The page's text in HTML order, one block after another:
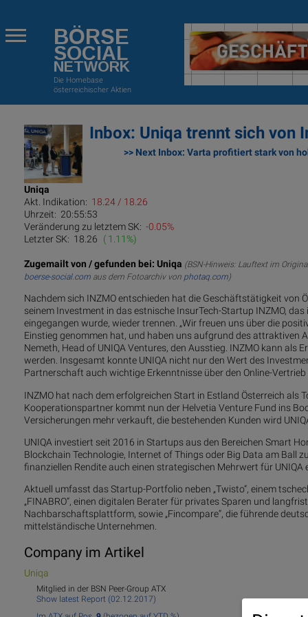
BÖRSE
SOCIAL
NETWORK
Die Homebase
österreichischer Aktien
Inbox: Uniqa trennt sich von
>> Next Inbox: Varta profitiert stark von
Uniqa
Akt. Indikation: 18.24 / 18.26
Uhrzeit: 20:55:53
Veränderung zu letztem SK: -0.05%
Letzter SK: 18.26 ( 1.11%)
Zugemailt von / gefunden bei: Uniqa (BSN-Hinweis: Lauftext im
boerse-social.com aus dem Fotoarchiv von photaq.com)
Nachdem sich INZMO entschieden hat die Geschäftstätigkeit von
seinem Investment in das estnische InsurTech-Startup INZMO,
eingegangen wurde, wieder trennen. „Wir freuen uns über die
Einstieg genommen hat, und haben uns aufgrund des attraktiven
Nemeth, Head of UNIQA Ventures, den Ausstieg. INZMO kann
werden. Insgesamt konnte UNIQA nicht nur den Wert des
Partnerschaft auch wichtige Erkenntnisse über den Online-Vertrieb
INZMO hat nach dem erfolgreichen Start in Estland Österreich als
Kooperationspartner kommt nun der Helvetia Venture Fund ins
Versicherungen mehr verkauft, die bestehenden Kunden wird
UNIQA investiert seit 2016 in Startups aus den Bereichen Smart
Blockchain Technologie, Internet of Things oder Big Data am Ball
finanziellen Rendite auch einen strategischen Mehrwert für UNIQA
Aktuell umfasst das Startup-Portfolio neben „Twisto“, einem
„FINABRO“, einen digitalen Berater für privates Sparen und
Nachbarschaftsplattform, sowie „Fincompare“, die führende
mittelständische Unternehmen.
Company im Artikel
Uniqa
Mitglied in der BSN Peer-Group ATX
Show latest Report (02.12.2017)